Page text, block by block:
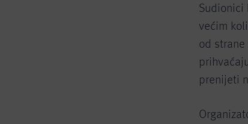
Sudionici
većim
od
prenijeti